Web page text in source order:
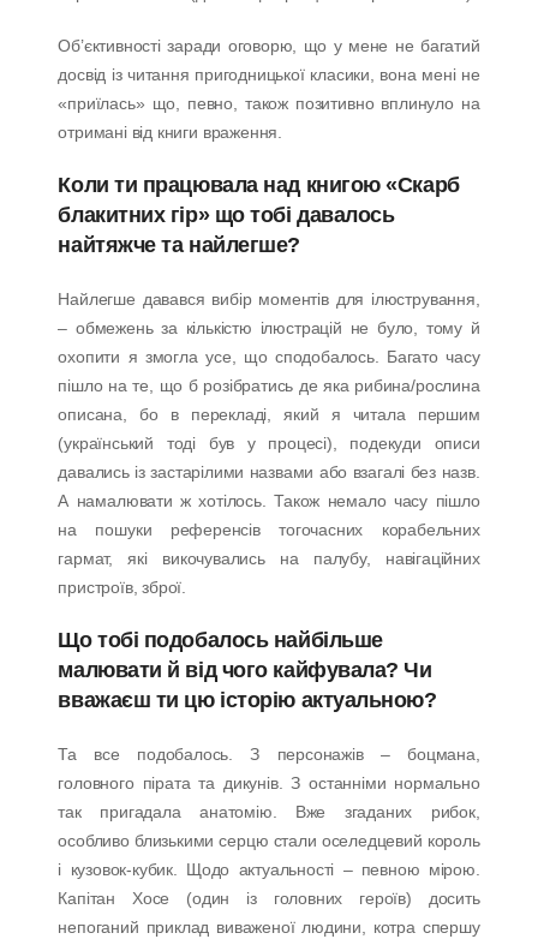
Об’єктивності заради оговорю, що у мене не багатий
досвід із читання пригодницької класики, вона мені не
«приїлась» що, певно, також позитивно вплинуло на
отримані від книги враження.
Коли ти працювала над книгою «Скарб
блакитних гір» що тобі давалось
найтяжче та найлегше?
Найлегше давався вибір моментів для ілюстрування,
– обмежень за кількістю ілюстрацій не було, тому й
охопити я змогла усе, що сподобалось. Багато часу
пішло на те, що б розібратись де яка рибина/рослина
описана, бо в перекладі, який я читала першим
(український тоді був у процесі), подекуди описи
давались із застарілими назвами або взагалі без назв.
А намалювати ж хотілось. Також немало часу пішло
на пошуки референсів тогочасних корабельних
гармат, які викочувались на палубу, навігаційних
пристроїв, зброї.
Що тобі подобалось найбільше
малювати й від чого кайфувала? Чи
вважаєш ти цю історію актуальною?
Та все подобалось. З персонажів – боцмана,
головного пірата та дикунів. З останніми нормально
так пригадала анатомію. Вже згаданих рибок,
особливо близькими серцю стали оселедцевий король
і кузовок-кубик. Щодо актуальності – певною мірою.
Капітан Хосе (один із головних героїв) досить
непоганий приклад виваженої людини, котра спершу